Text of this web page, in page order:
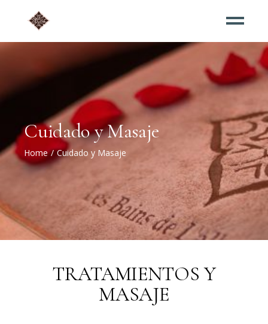
Cuidado y Masaje
Home Cuidado y Masaje
TRATAMIENTOS Y
MASAJE